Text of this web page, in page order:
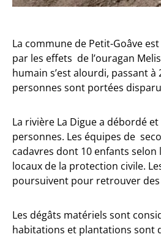
La commune de Petit-Goâve
par les effets de l’ouragan
humain s’est alourdi, passant à
personnes sont portées
La rivière La Digue a débordé
personnes. Les équipes de
cadavres dont 10 enfants selon
locaux de la protection civile.
poursuivent pour retrouver
Les dégâts matériels sont
habitations et plantations sont